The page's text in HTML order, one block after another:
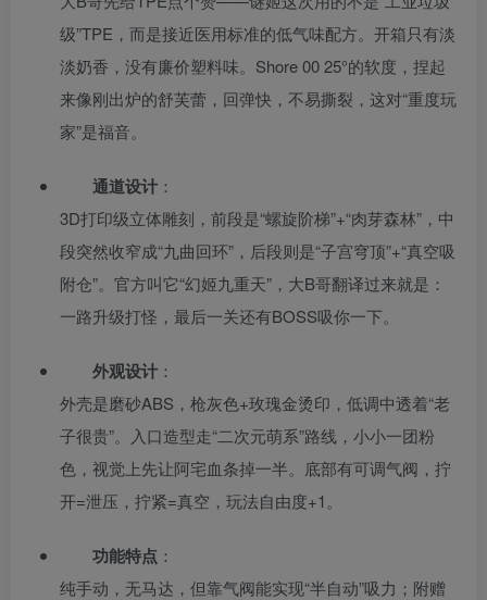
级”TPE，而是接近医用标准的低气味配方。开箱只有淡
淡奶香，没有廉价塑料味。Shore 00 25°的软度，捏起
来像刚出炉的舒芙蕾，回弹快，不易撕裂，这对“重度玩
家”是福音。
通道设计 ：
3D打印级立体雕刻，前段是“螺旋阶梯”+“肉芽森林”，中
段突然收窄成“九曲回环”，后段则是“子宫穹顶”+“真空吸
附仓”。官方叫它“幻姬九重天”，大B哥翻译过来就是：
一路升级打怪，最后一关还有BOSS吸你一下。
外观设计 ：
外壳是磨砂ABS，枪灰色+玫瑰金烫印，低调中透着“老
子很贵”。入口造型走“二次元萌系”路线，小小一团粉
色，视觉上先让阿宅血条掉一半。底部有可调气阀，拧
开=泄压，拧紧=真空，玩法自由度+1。
功能特点 ：
纯手动，无马达，但靠气阀能实现“半自动”吸力；附赠